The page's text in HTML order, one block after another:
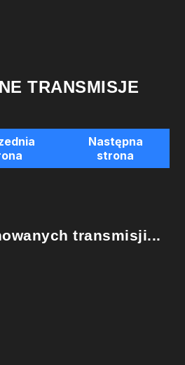
TRANSMISJE
Następna
strona
transmisji...